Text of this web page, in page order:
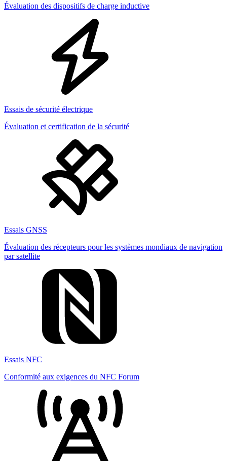
Évaluation des dispositifs de charge inductive
Essais de sécurité électrique
Évaluation et certification de la sécurité
Essais GNSS
Évaluation des récepteurs pour les systèmes mondiaux de navigation
par satellite
Essais NFC
Conformité aux exigences du NFC Forum